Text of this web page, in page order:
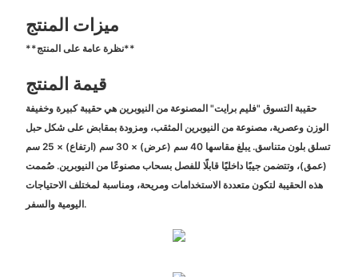
ميزات المنتج
**نظرة عامة على المنتج**
قيمة المنتج
حقيبة التسوق "فليم برايت" المصنوعة من النيوبرين هي حقيبة كبيرة وخفيفة
الوزن وعصرية، مصنوعة من النيوبرين المثقب، ومزودة بمقابض على شكل حبل
تسلق بلون متناسق. يبلغ مقاسها 40 سم (عرض) × 30 سم (ارتفاع) × 25 سم
(عمق)، وتتضمن جيبًا داخليًا قابلًا للفصل بسحاب مصنوعًا من النيوبرين. صُممت
هذه الحقيبة لتكون متعددة الاستخدامات ومريحة، ومناسبة لمختلف الاحتياجات
اليومية والسفر.